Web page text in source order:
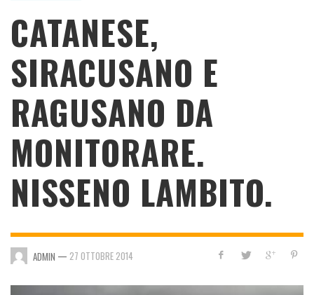
CATANESE,
SIRACUSANO E
RAGUSANO DA
MONITORARE.
NISSENO LAMBITO.
ADMIN — 27 OTTOBRE 2014